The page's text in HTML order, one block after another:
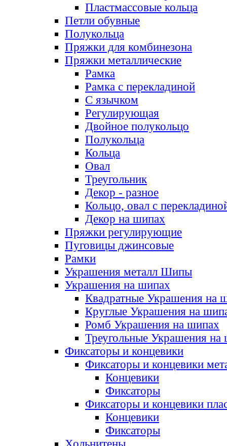
Пластмассовые кольца
Петли обувные
Полукольца
Пряжки для комбинезона
Пряжки металлические
Рамка
Рамка с перекладиной
С язычком
Регулирующая
Двойное полукольцо
Полукольца
Кольца
Овал
Треугольник
Декор - разное
Кольцо, овал с
Декор на шипах
Пряжки регулирующие
Пуговицы джинсовые
Рамки
Украшения металл Шипы
Украшения на шипах
Квадратные Украшения на
Круглые Украшения на
Ромб Украшения на шипах
Треугольные Украшения на
Фиксаторы и концевики
Фиксаторы и концевики
Концевики
Фиксаторы
Фиксаторы и концевики
Концевики
Фиксаторы